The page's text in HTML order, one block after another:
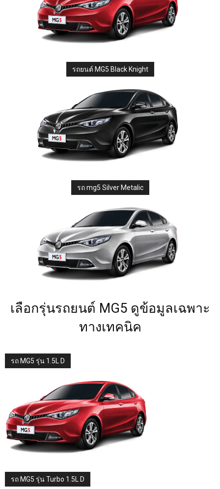
รถยนต์ MG5 Black Knight
รถ mg5 Silver Metalic
เลือกรุ่นรถยนต์ MG5 ดูข้อมูลเฉพาะ
ทางเทคนิค
รถ MG5 รุ่น 1.5L D
รถ MG5 รุ่น Turbo 1.5L D